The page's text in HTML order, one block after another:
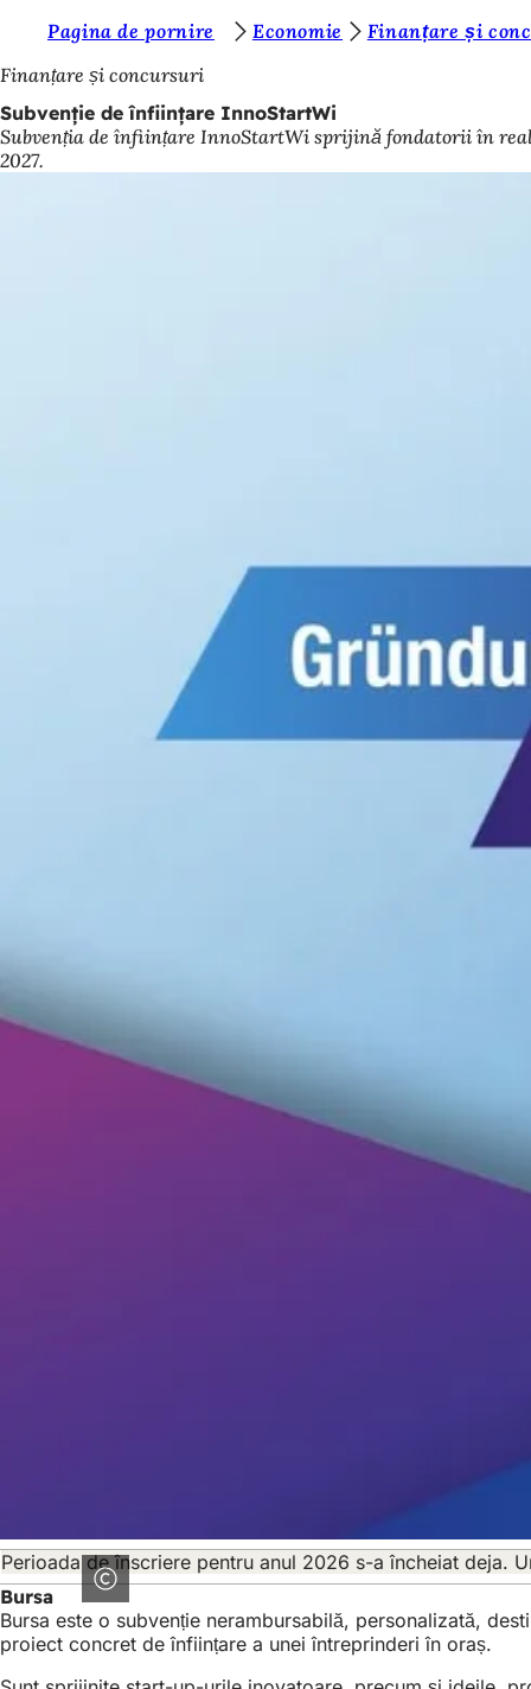
Salt la conținut
u
n
t
e
Pagina de pornire Economie
Finanțare și
Finanțare și concursuri
Subvenție de înființare InnoStartWi
Subvenția de înființare InnoStartWi sprijină fondatorii în
2027.
Perioada de înscriere pentru anul 2026 s-a încheiat deja.
Bursa
Bursa este o subvenție nerambursabilă, personalizată,
proiect concret de înființare a unei întreprinderi în oraș.